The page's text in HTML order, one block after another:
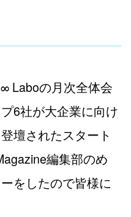
Laboの月次全体会
6社が大企業に向け
壇されたスタート
編集部のめ
をしたので皆様に